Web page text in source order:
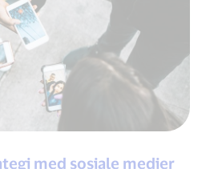
med sosiale medier